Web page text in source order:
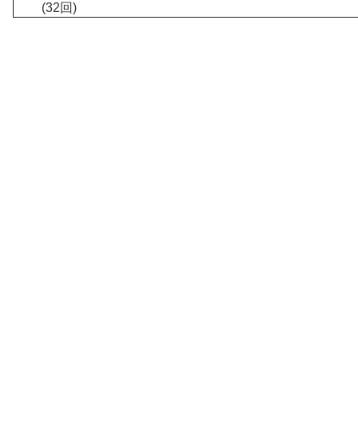
(32回)